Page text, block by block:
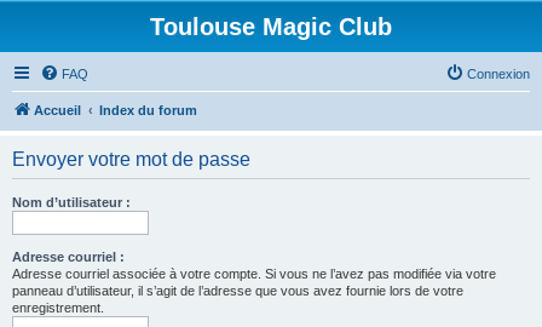
Toulouse Magic Club
FAQ Connexion
Accueil Index du forum
Envoyer votre mot de passe
Nom d’utilisateur :
Adresse courriel :
Adresse courriel associée à votre compte. Si vous ne l’avez pas modifiée via votre
panneau d’utilisateur, il s’agit de l’adresse que vous avez fournie lors de votre
enregistrement.